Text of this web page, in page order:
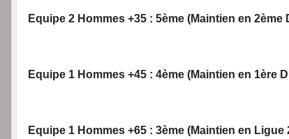
Equipe 2 Hommes +35 : 5ème (Maintien en
Equipe 1 Hommes +45 : 4ème (Maintien en 1ère
Equipe 1 Hommes +65 : 3ème (Maintien en Ligue